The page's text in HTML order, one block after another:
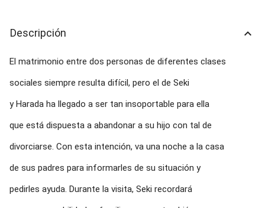
Descripción keyboard_arrow_up
El matrimonio entre dos personas de diferentes clases
sociales siempre resulta difícil, pero el de Seki
y Harada ha llegado a ser tan insoportable para ella
que está dispuesta a abandonar a su hijo con tal de
divorciarse. Con esta intención, va una noche a la casa
de sus padres para informarles de su situación y
pedirles ayuda. Durante la visita, Seki recordará